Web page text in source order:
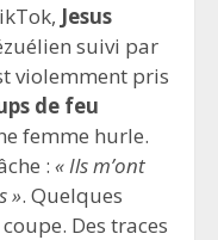
Jesus
suivi par
violemment pris
de feu
femme hurle.
: « Ils m’ont
». Quelques
Des traces